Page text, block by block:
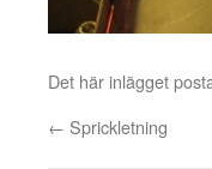
Det här inlägget
← Sprickletning